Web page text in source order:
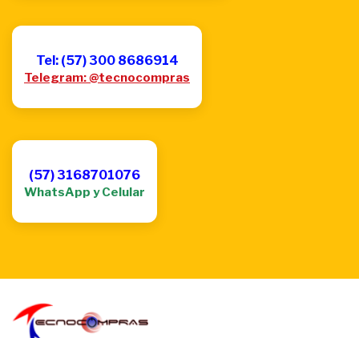
Tel: (57) 300 8686914
Telegram: @tecnocompras
(57) 3168701076
WhatsApp y Celular